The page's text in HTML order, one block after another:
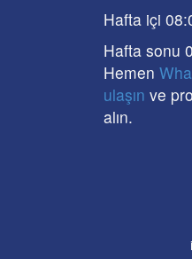
Hafta içi
Hafta sonu
Hemen
ulaşın ve
alın.